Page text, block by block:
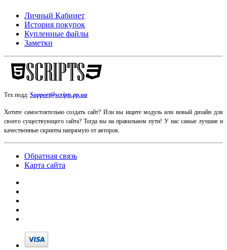
Личный Кабинет
История покупок
Купленные файлы
Заметки
Тех подд: Support@scripts.pp.ua
Хотите самостоятельно создать сайт? Или вы ищите модуль или новый дизайн для
своего существующего сайта? Тогда вы на правильном пути! У нас самые лучшие и
качественные скрипты напрямую от авторов.
Обратная связь
Карта сайта